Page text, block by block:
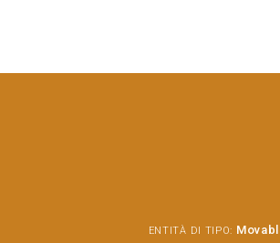
ENTITÀ DI TIPO: